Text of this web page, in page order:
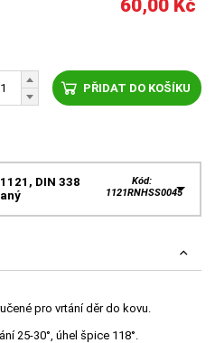
60,00 Kč
PŘIDAT DO KOŠÍKU
DIN 338
Kód:
1121RNHSS0045
pro vrtání děr do kovu.
25-30°, úhel špice 118°.